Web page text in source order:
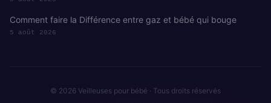
Comment faire la Différence entre gaz et bébé qui bouge
5 août 2026
© 2026 Veilleuses pour bébé · Tous droits réservés